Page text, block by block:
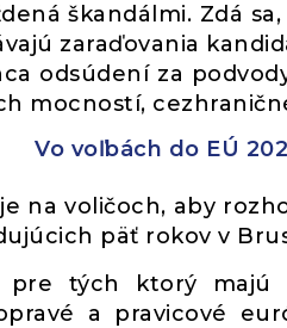
škandálmi. Zdá
zaraďovania
odsúdení za
mocností,
Vo voľbách do EÚ
na voličoch, aby
päť rokov v
pre tých ktorý majú
a pravicové